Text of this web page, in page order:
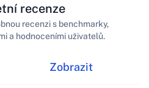
recenze
recenzi s benchmarky,
a hodnoceními uživatelů.
Zobrazit